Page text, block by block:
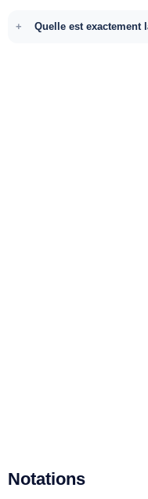
Quelle est exactement
Notations